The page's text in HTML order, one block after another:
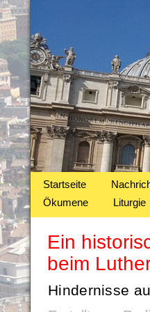
Startseite
Ökumene
Liturgie
Ein
beim
Hindernisse